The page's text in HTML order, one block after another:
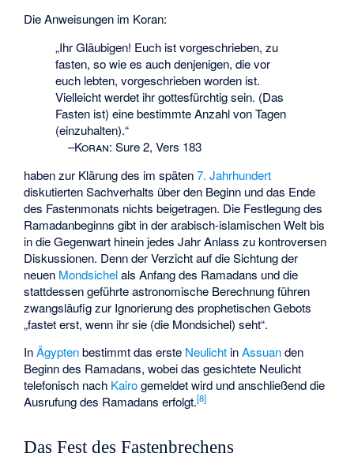
Die Anweisungen im Koran:
„Ihr Gläubigen! Euch ist vorgeschrieben, zu
fasten, so wie es auch denjenigen, die vor
euch lebten, vorgeschrieben worden ist.
Vielleicht werdet ihr gottesfürchtig sein. (Das
Fasten ist) eine bestimmte Anzahl von Tagen
(einzuhalten).“
–Koran: Sure 2, Vers 183
haben zur Klärung des im späten7. Jahrhundert
diskutierten Sachverhalts über den Beginn und das Ende
des Fastenmonats nichts beigetragen. Die Festlegung des
Ramadanbeginns gibt in der arabisch-islamischen Welt bis
in die Gegenwart hinein jedes Jahr Anlass zu kontroversen
Diskussionen. Denn der Verzicht auf die Sichtung der
neuen Mondsichelals Anfang des Ramadans und die
stattdessen geführte astronomische Berechnung führen
zwangsläufig zur Ignorierung des prophetischen Gebots
„fastet erst, wenn ihr sie (die Mondsichel) seht“.
InÄgyptenbestimmt das erste Neulicht inAssuanden
Beginn des Ramadans, wobei das gesichtete Neulicht
telefonisch nach Kairogemeldet wird und anschließend die
Ausrufung des Ramadans erfolgt.[8]
Das Fest des Fastenbrechens